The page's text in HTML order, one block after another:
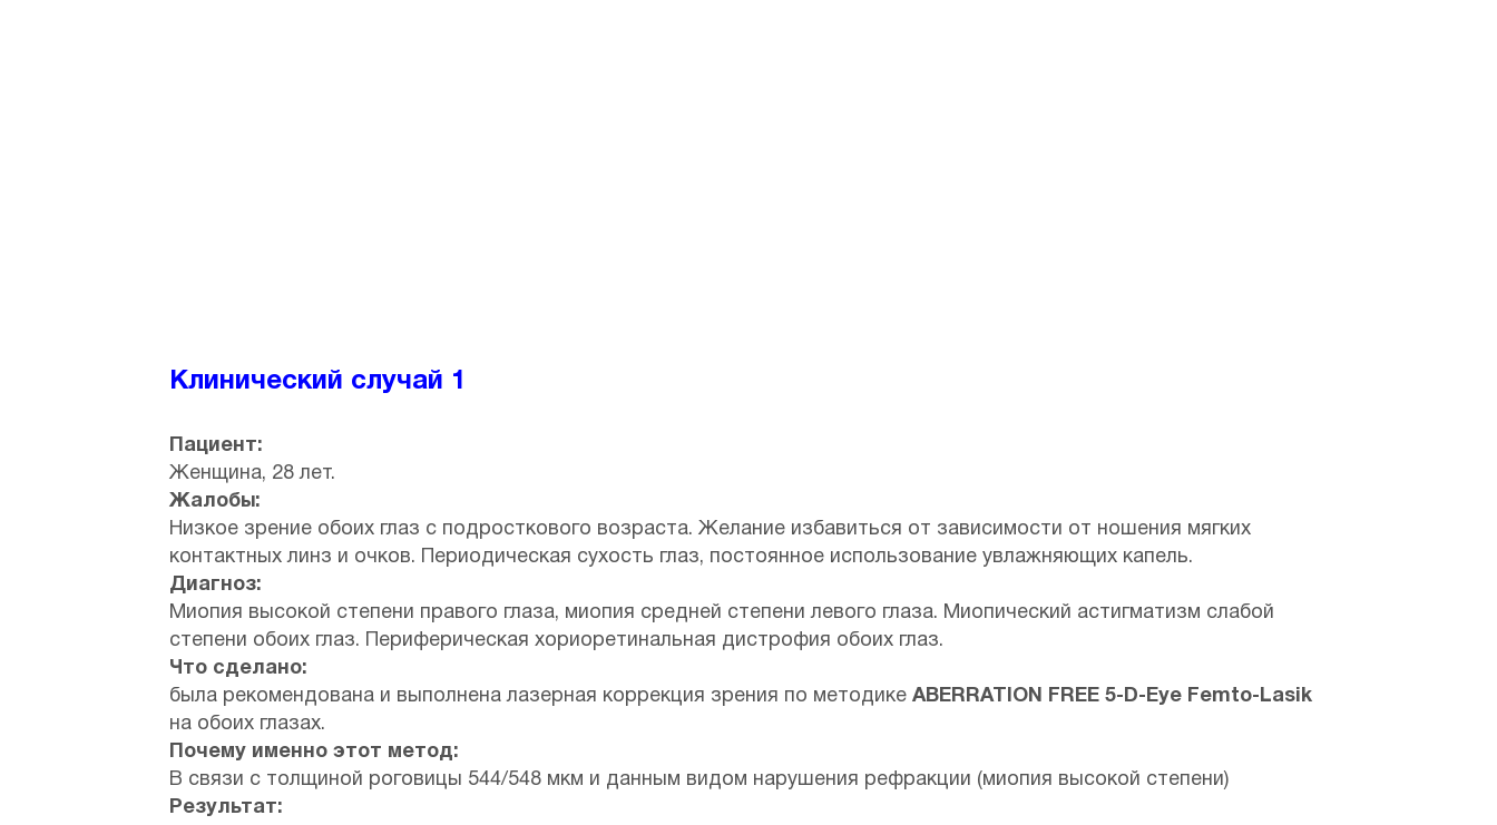
Клинический случай 1
Пациент:
Женщина, 28 лет.
Жалобы:
Низкое зрение обоих глаз с подросткового возраста. Желание избавиться от зависимости от ношения мягких
контактных линз и очков. Периодическая сухость глаз, постоянное использование увлажняющих капель.
Диагноз:
Миопия высокой степени правого глаза, миопия средней степени левого глаза. Миопический астигматизм слабой
степени обоих глаз. Периферическая хориоретинальная дистрофия обоих глаз.
Что сделано:
была рекомендована и выполнена лазерная коррекция зрения по методике ABERRATION FREE 5-D-Eye Femto-Lasik
на обоих глазах.
Почему именно этот метод:
В связи с толщиной роговицы 544/548 мкм и данным видом нарушения рефракции (миопия высокой степени)
Результат: